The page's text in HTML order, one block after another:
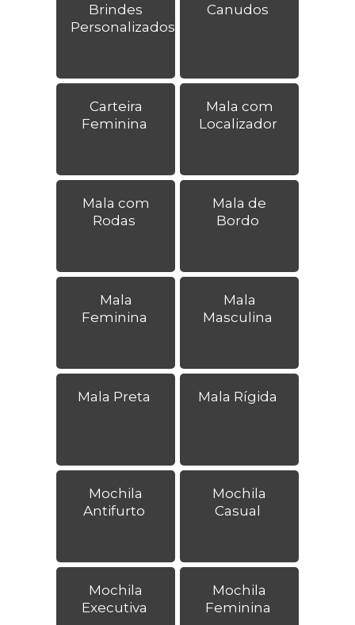
Brindes
Personalizados
Canudos
Carteira
Feminina
Mala com
Localizador
Mala com
Rodas
Mala de
Bordo
Mala
Feminina
Mala
Masculina
Mala Preta Mala Rígida
Mochila
Antifurto
Mochila
Casual
Mochila
Executiva
Mochila
Feminina